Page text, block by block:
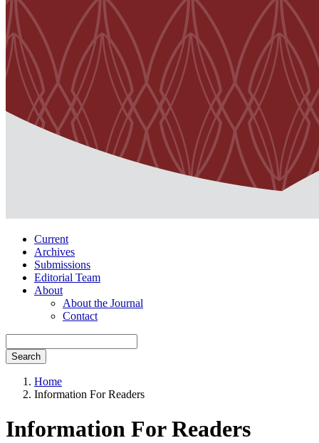
Current
Archives
Submissions
Editorial Team
About
About the Journal
Contact
Search
Home
Information For Readers
Information For Readers